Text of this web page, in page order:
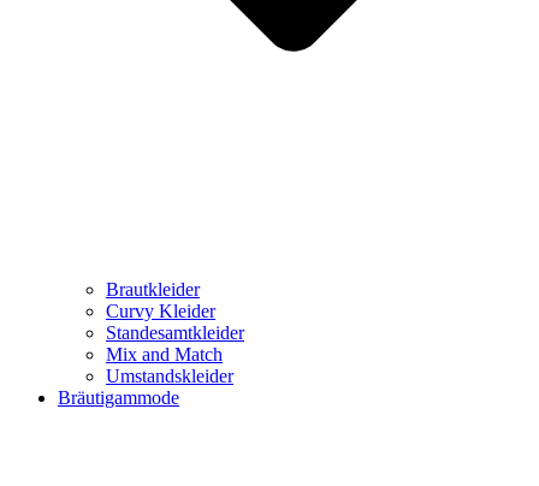
Brautkleider
Curvy Kleider
Standesamtkleider
Mix and Match
Umstandskleider
Bräutigammode